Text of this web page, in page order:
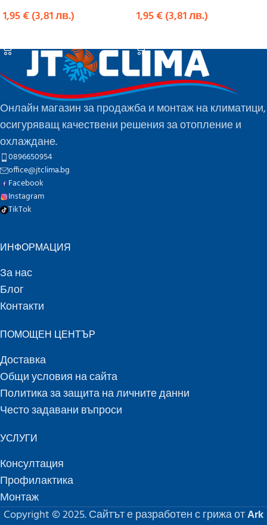
1,95€(3,81лв.) 1,95€(3,81лв.)
Онлайн магазин за продажба и монтаж на климатици,
осигуряващ качествени решения за отопление и
охлаждане.
0896650954
office@jtclima.bg
Facebook
Instagram
TikTok
ИНФОРМАЦИЯ
За нас
Блог
Контакти
ПОМОЩЕН ЦЕНТЪР
Доставка
Общи условия на сайта
Политика за защита на личните данни
Често задавани въпроси
УСЛУГИ
Консултация
Профилактика
Монтаж
Copyright © 2025. Сайтът е разработен с грижа отArk